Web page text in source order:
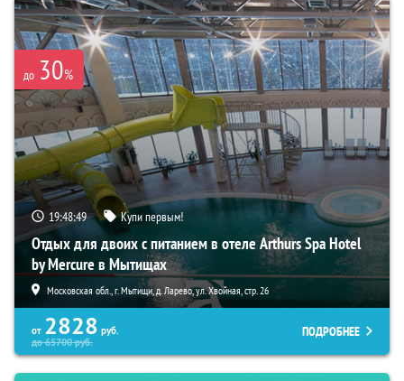
до 30%
19:48:48 Купи первым!
Отдых для двоих с питанием в отеле Arthurs Spa Hotel
by Mercure в Мытищах
Московская обл., г. Мытищи, д. Ларево, ул. Хвойная, стр. 26
от 2828 руб.
до65700руб.
ПОДРОБНЕЕ